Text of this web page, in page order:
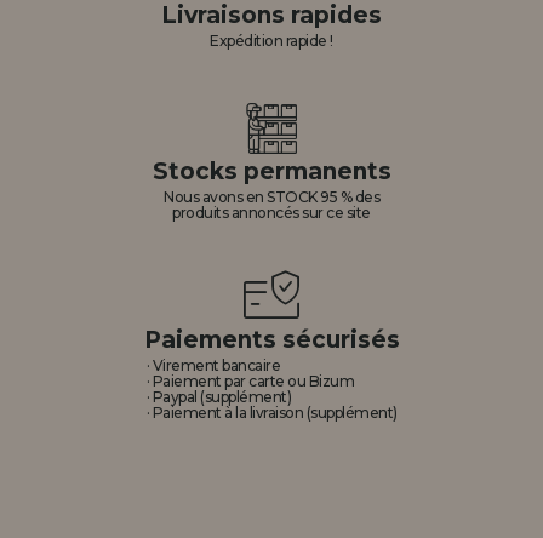
Livraisons rapides
Expédition rapide !
Stocks permanents
Nous avons en STOCK 95 % des
produits annoncés sur ce site
Paiements sécurisés
· Virement bancaire
· Paiement par carte ou Bizum
· Paypal (supplément)
· Paiement à la livraison (supplément)